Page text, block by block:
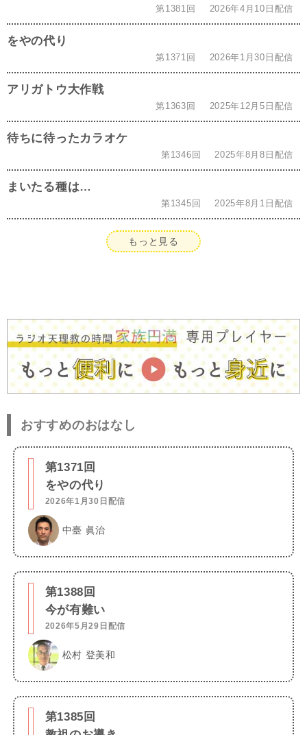
第1381回 2026年4月10日配信
をやの代り
第1371回 2026年1月30日配信
アリガトウ大作戦
第1363回 2025年12月5日配信
待ちに待ったカラオケ
第1346回 2025年8月8日配信
まいたる種は…
第1345回 2025年8月1日配信
もっと見る
おすすめのおはなし
第1371回
をやの代り
2026年1月30日配信
中臺 眞治
第1388回
今が有難い
2026年5月29日配信
松村 登美和
第1385回